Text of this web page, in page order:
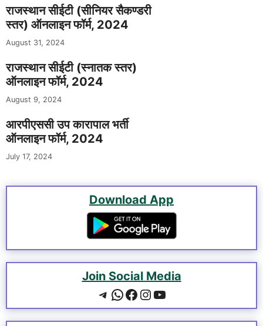
राजस्थान सीईटी (सीनियर सैकण्डरी
स्तर) ऑनलाइन फॉर्म, 2024
August 31, 2024
राजस्थान सीईटी (स्नातक स्तर)
ऑनलाइन फॉर्म, 2024
August 9, 2024
आरपीएससी उप कारापाल भर्ती
ऑनलाइन फॉर्म, 2024
July 17, 2024
Download App
Join Social Media
Telegram
WhatsApp
Facebook
Instagram
YouTube